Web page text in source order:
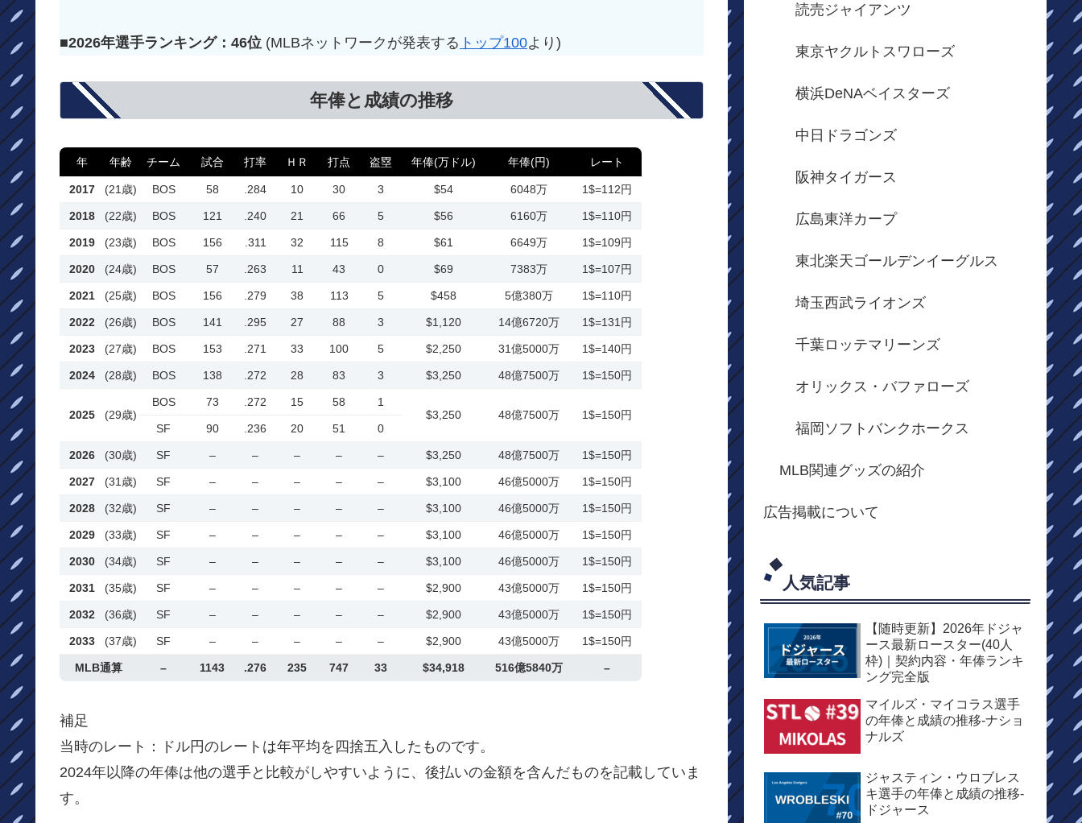
■2026年選手ランキング：46位 (MLBネットワークが発表する トップ100より)
年俸と成績の推移
年 年齢 チーム 試合 打率 ＨＲ 打点 盗塁 年俸(万ドル) 年俸(円) レート
2017 (21歳) BOS 58 .284 10 30 3 $54 6048万 1$=112円
2018 (22歳) BOS 121 .240 21 66 5 $56 6160万 1$=110円
2019 (23歳) BOS 156 .311 32 115 8 $61 6649万 1$=109円
2020 (24歳) BOS 57 .263 11 43 0 $69 7383万 1$=107円
2021 (25歳) BOS 156 .279 38 113 5 $458 5億380万 1$=110円
2022 (26歳) BOS 141 .295 27 88 3 $1,120 14億6720万 1$=131円
2023 (27歳) BOS 153 .271 33 100 5 $2,250 31億5000万 1$=140円
2024 (28歳) BOS 138 .272 28 83 3 $3,250 48億7500万 1$=150円
2025 (29歳)
BOS 73 .272 15 58
1
$3,250
48億7500万
1$=150円
SF
90 .236 20 51 0
2026 (30歳) SF – – – – – $3,250 48億7500万 1$=150円
2027 (31歳) SF – – – – – $3,100 46億5000万 1$=150円
2028 (32歳) SF – – – – – $3,100 46億5000万 1$=150円
2029 (33歳) SF – – – – – $3,100 46億5000万 1$=150円
2030 (34歳) SF – – – – – $3,100 46億5000万 1$=150円
2031 (35歳) SF – – – – – $2,900 43億5000万 1$=150円
2032 (36歳) SF – – – – – $2,900 43億5000万 1$=150円
2033 (37歳) SF – – – – – $2,900 43億5000万 1$=150円
MLB通算 – 1143 .276 235 747 33 $34,918 516億5840万 –
補足
当時のレート：ドル円のレートは年平均を四捨五入したものです。
2024年以降の年俸は他の選手と比較がしやすいように、後払いの金額を含んだものを記載していま
す。
読売ジャイアンツ
東京ヤクルトスワローズ
横浜DeNAベイスターズ
中日ドラゴンズ
阪神タイガース
広島東洋カープ
東北楽天ゴールデンイーグルス
埼玉西武ライオンズ
千葉ロッテマリーンズ
オリックス・バファローズ
福岡ソフトバンクホークス
MLB関連グッズの紹介
広告掲載について
人気記事
【随時更新】2026年ドジャ
ース最新ロースター(40人
枠)｜契約内容・年俸ランキ
ング完全版
マイルズ・マイコラス選手
の年俸と成績の推移-ナショ
ナルズ
ジャスティン・ウロブレス
キ選手の年俸と成績の推移-
ドジャース